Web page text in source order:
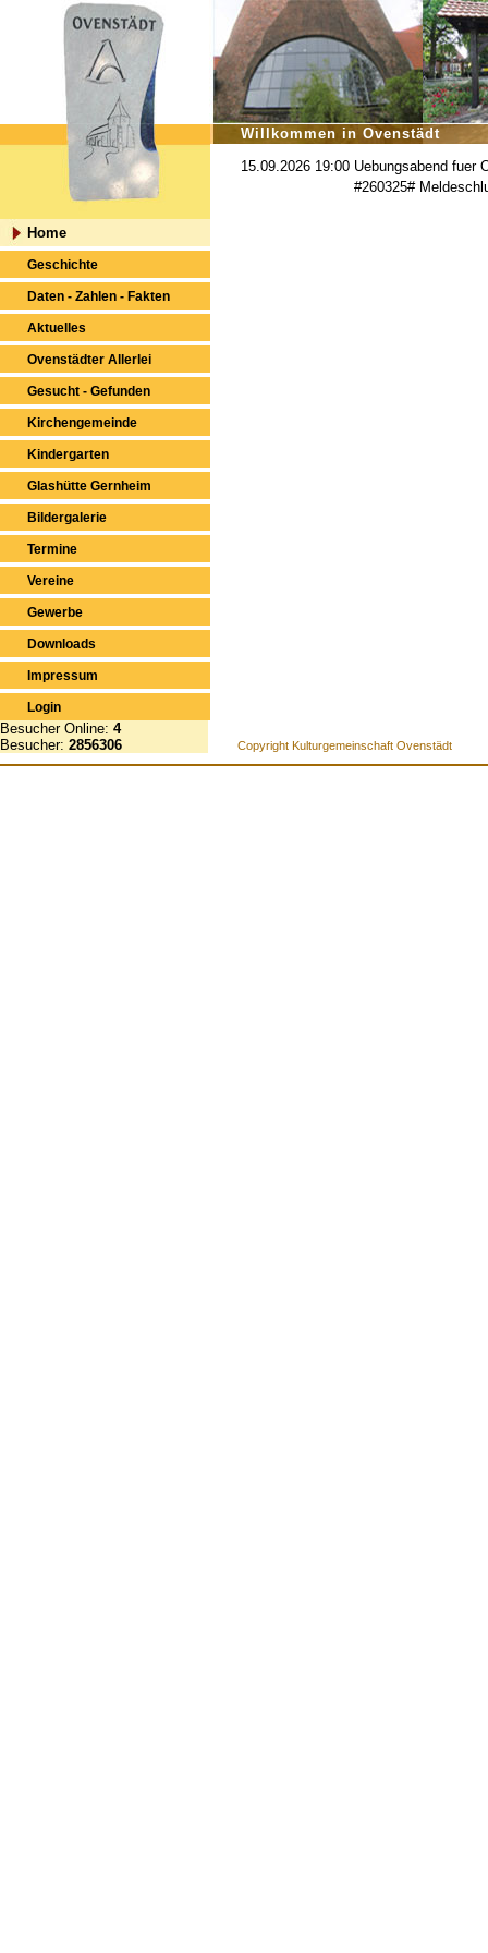
Willkommen in Ovenstädt
Home
Geschichte
Daten - Zahlen - Fakten
Aktuelles
Ovenstädter Allerlei
Gesucht - Gefunden
Kirchengemeinde
Kindergarten
Glashütte Gernheim
Bildergalerie
Termine
Vereine
Gewerbe
Downloads
Impressum
Login
15.09.2026 19:00 Uebungsabend fuer
#260325#
Besucher Online: 4
Besucher: 2856306 Copyright Kulturgemeinschaft Ovenstädt